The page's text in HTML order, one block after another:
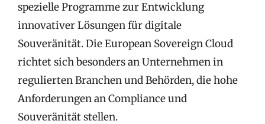
spezielle Programme zur Entwicklung
innovativer Lösungen für digitale
Souveränität. Die European Sovereign Cloud
richtet sich besonders an Unternehmen in
regulierten Branchen und Behörden, die hohe
Anforderungen an Compliance und
Souveränität stellen.